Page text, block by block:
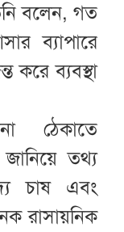
বলেন, গত
ব্যাপারে
করে ব্যবস্থা
ঠেকাতে
তথ্য
চাষ এবং
রাসায়নিক